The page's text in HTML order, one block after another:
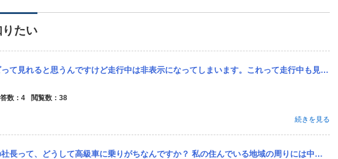
たい
と思うんですけど走行中は非表示になってしまいます。これって走行中も見れるように変えること可能ですか？車種はeqa 250です。
数： 4 閲覧数： 38
続きを見る
高級車に乗りがちなんですか？ 私の住んでいる地域の周りには中小企業団地と呼ばれる中小企業が多い地域があり、 工場や運送業、卸し、建設など様々な中小企業があります...